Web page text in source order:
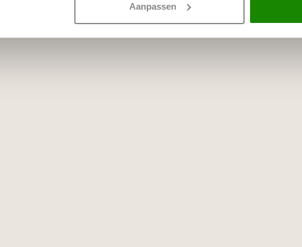
Aanpassen